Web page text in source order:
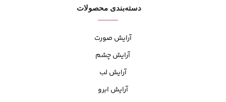
دسته‌بندی محصولات
آرایش صورت
آرایش چشم
آرایش لب
آرایش ابرو